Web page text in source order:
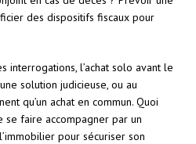
des dispositifs fiscaux pour
interrogations, l’achat solo avant le
solution judicieuse, ou au
qu’un achat en commun. Quoi
se faire accompagner par un
pour sécuriser son